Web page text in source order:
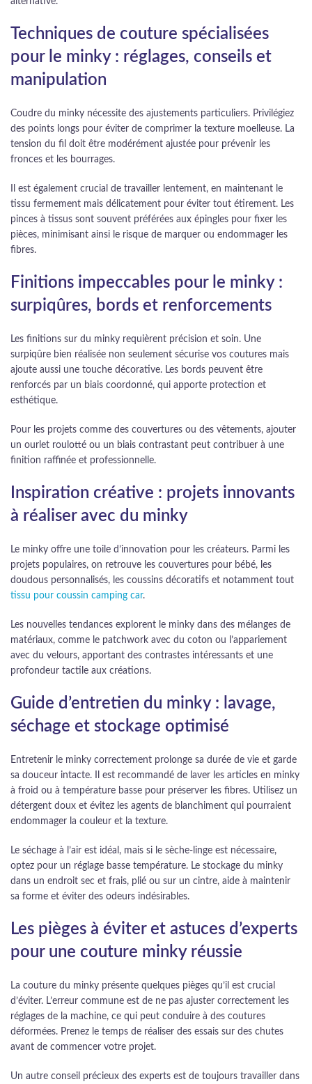
Techniques de couture spécialisées
pour le minky : réglages, conseils et
manipulation
Coudre du minky nécessite des ajustements particuliers. Privilégiez
des points longs pour éviter de comprimer la texture moelleuse. La
tension du fil doit être modérément ajustée pour prévenir les
fronces et les bourrages.
Il est également crucial de travailler lentement, en maintenant le
tissu fermement mais délicatement pour éviter tout étirement. Les
pinces à tissus sont souvent préférées aux épingles pour fixer les
pièces, minimisant ainsi le risque de marquer ou endommager les
fibres.
Finitions impeccables pour le minky :
surpiqûres, bords et renforcements
Les finitions sur du minky requièrent précision et soin. Une
surpiqûre bien réalisée non seulement sécurise vos coutures mais
ajoute aussi une touche décorative. Les bords peuvent être
renforcés par un biais coordonné, qui apporte protection et
esthétique.
Pour les projets comme des couvertures ou des vêtements, ajouter
un ourlet roulotté ou un biais contrastant peut contribuer à une
finition raffinée et professionnelle.
Inspiration créative : projets innovants
à réaliser avec du minky
Le minky offre une toile d’innovation pour les créateurs. Parmi les
projets populaires, on retrouve les couvertures pour bébé, les
doudous personnalisés, les coussins décoratifs et notamment tout
tissu pour coussin camping car.
Les nouvelles tendances explorent le minky dans des mélanges de
matériaux, comme le patchwork avec du coton ou l’appariement
avec du velours, apportant des contrastes intéressants et une
profondeur tactile aux créations.
Guide d’entretien du minky : lavage,
séchage et stockage optimisé
Entretenir le minky correctement prolonge sa durée de vie et garde
sa douceur intacte. Il est recommandé de laver les articles en minky
à froid ou à température basse pour préserver les fibres. Utilisez un
détergent doux et évitez les agents de blanchiment qui pourraient
endommager la couleur et la texture.
Le séchage à l’air est idéal, mais si le sèche-linge est nécessaire,
optez pour un réglage basse température. Le stockage du minky
dans un endroit sec et frais, plié ou sur un cintre, aide à maintenir
sa forme et éviter des odeurs indésirables.
Les pièges à éviter et astuces d’experts
pour une couture minky réussie
La couture du minky présente quelques pièges qu’il est crucial
d’éviter. L’erreur commune est de ne pas ajuster correctement les
réglages de la machine, ce qui peut conduire à des coutures
déformées. Prenez le temps de réaliser des essais sur des chutes
avant de commencer votre projet.
Un autre conseil précieux des experts est de toujours travailler dans